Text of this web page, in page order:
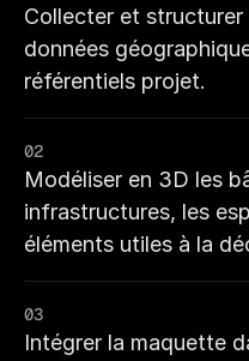
Collecter et structurer
données
référentiels projet.
02
Modéliser en 3D les
infrastructures, les
éléments utiles à la
03
Intégrer la maquette